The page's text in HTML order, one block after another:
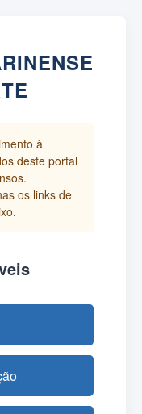
à
deste portal
os links de